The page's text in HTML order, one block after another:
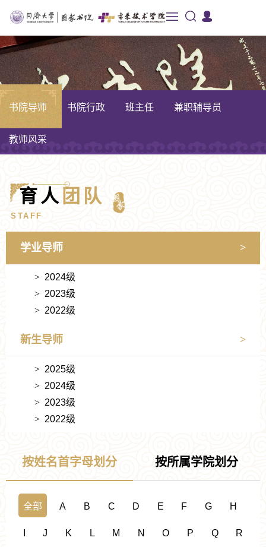
书院导师 书院行政 班主任 兼职辅导员
教师风采
育人 团队
STAFF
学业导师
2024级
2023级
2022级
新生导师
2025级
2024级
2023级
2022级
按姓名首字母划分 按所属学院划分
全部 A B C D E F G H
J K L M N O P Q R